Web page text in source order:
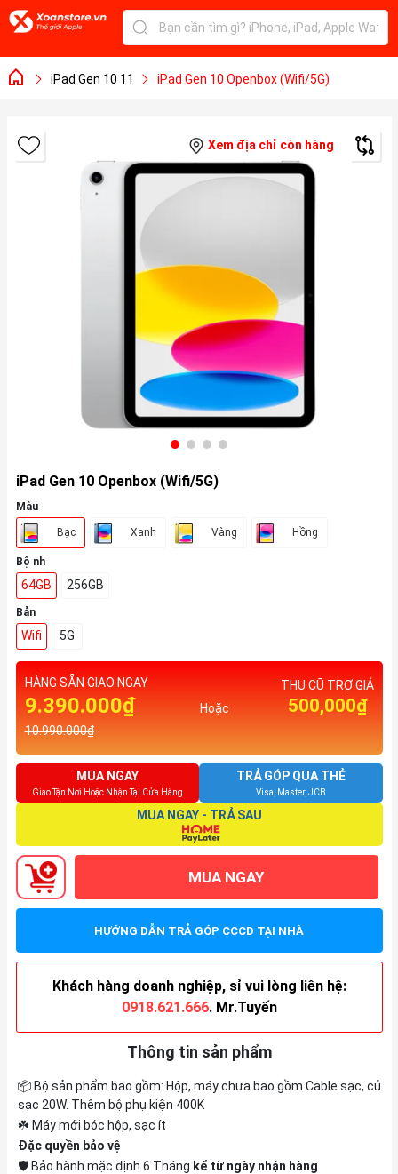
iPad Gen 10 11 iPad Gen 10 Openbox (Wifi/5G)
Xem địa chỉ còn hàng
iPad Gen 10 Openbox (Wifi/5G)
Màu
Bạc Xanh Vàng Hồng
Bộ nh
64GB 256GB
Bản
Wifi 5G
HÀNG SẴN GIAO NGAY
9.390.000₫
10.990.000₫
Hoặc
THU CŨ TRỢ GIÁ
500,000₫
MUA NGAY
Giao Tận Nơi Hoặc Nhận Tại Cửa Hàng
TRẢ GÓP QUA THẺ
Visa, Master, JCB
MUA NGAY - TRẢ SAU
MUA NGAY
HƯỚNG DẪN TRẢ GÓP CCCD TẠI NHÀ
Khách hàng doanh nghiệp, sỉ vui lòng liên hệ:
0918.621.666. Mr.Tuyến
Thông tin sản phẩm
📦 Bộ sản phẩm bao gồm: Hộp, máy chưa bao gồm Cable sạc, củ
sạc 20W. Thêm bộ phụ kiện 400K
☘️ Máy mới bóc hộp, sạc ít
Đặc quyền bảo vệ
🛡️ Bảo hành mặc định 6 Tháng kể từ ngày nhận hàng